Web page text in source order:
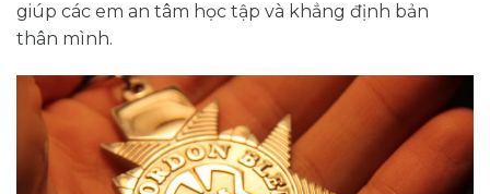
giúp các em an tâm học tập và khẳng định bản
thân mình.